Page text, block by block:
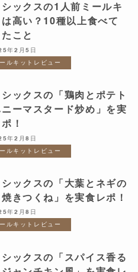
ックスの1人前ミールキ
は高い？10種以上食べて
こと
年2月5日
ルキットレビュー
ックスの「鶏肉とポテト
ーマスタード炒め」を実
！
年2月8日
ルキットレビュー
ックスの「大葉とネギの
きつくね」を実食レポ！
年2月8日
ルキットレビュー
ックスの「スパイス香る